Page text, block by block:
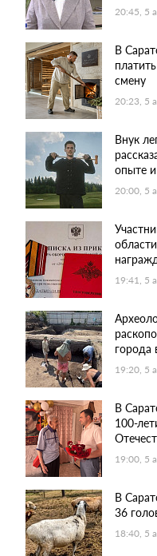
20:45, 5
В
смену
20:23, 5
Внук
опыте
20:00, 5
19:41, 5
города
19:20, 5
В
100-
19:00, 5
В
36
18:40, 5